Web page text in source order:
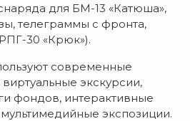
для БМ-13 «Катюша»,
телеграммы с фронта,
30 «Крюк»).
современные
экскурсии,
фондов, интерактивные
экспозиции.